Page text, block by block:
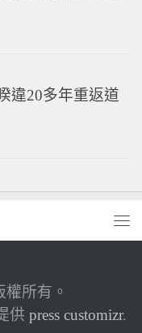
違20多年重返道
權所有。
供 press customizr.